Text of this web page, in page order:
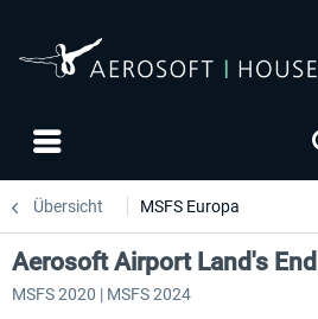
Übersicht MSFS Europa
Aerosoft Airport Land's End
MSFS 2020 | MSFS 2024